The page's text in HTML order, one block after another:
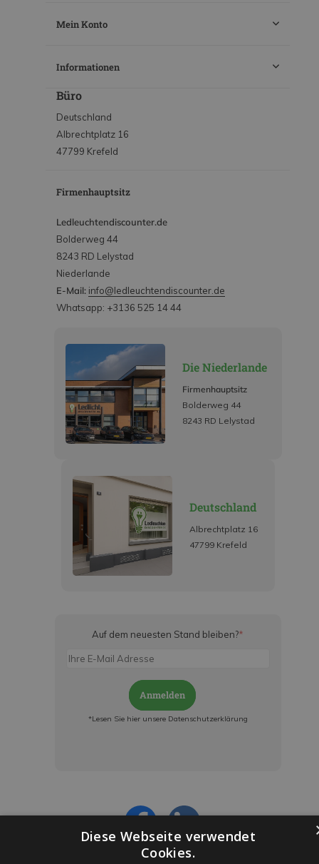
Mein Konto
Informationen
Büro
Deutschland
Albrechtplatz 16
47799 Krefeld
Firmenhauptsitz
Ledleuchtendiscounter.de
Bolderweg 44
8243 RD Lelystad
Niederlande
E-Mail: info@ledleuchtendiscounter.de
Whatsapp: +3136 525 14 44
Die Niederlande
Firmenhauptsitz
Bolderweg 44
8243 RD Lelystad
Deutschland
Albrechtplatz 16
47799 Krefeld
Auf dem neuesten Stand bleiben?*
Anmelden
*Lesen Sie hier unsere Datenschutzerklärung
Diese Webseite verwendet
Cookies.